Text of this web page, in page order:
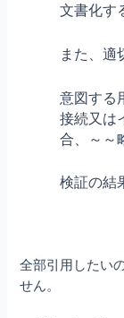
文書化す
また、適
意図する
接続又は
合、～～
検証の結
全部引用したい
せん。